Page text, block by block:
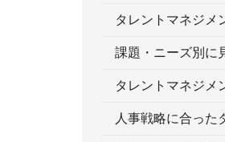
タレントマネジメ
課題・ニーズ別に
タレントマネジメ
人事戦略に合った